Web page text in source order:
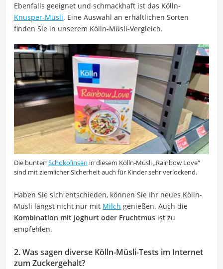
Ebenfalls geeignet und schmackhaft ist das Kölln-
Knusper-Müsli. Eine Auswahl an erhältlichen Sorten
finden Sie in unserem Kölln-Müsli-Vergleich.
Die bunten Schokolinsen in diesem Kölln-Müsli „Rainbow Love“
sind mit ziemlicher Sicherheit auch für Kinder sehr verlockend.
Haben Sie sich entschieden, können Sie Ihr neues Kölln-
Müsli längst nicht nur mit Milch genießen. Auch die
Kombination mit Joghurt oder Fruchtmus ist zu
empfehlen.
2. Was sagen diverse Kölln-Müsli-Tests im Internet
zum Zuckergehalt?